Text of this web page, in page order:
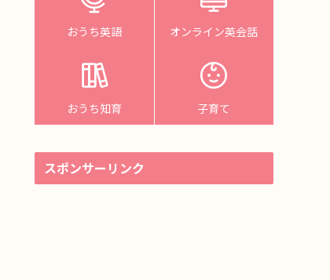
おうち英語 オンライン英会話
おうち知育 子育て
スポンサーリンク